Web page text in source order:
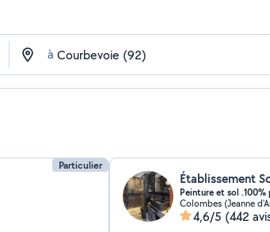
à
Particulier
Établissement
Peinture et sol .100%
4,6/5 (442